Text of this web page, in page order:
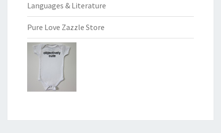
Languages & Literature
Pure Love Zazzle Store